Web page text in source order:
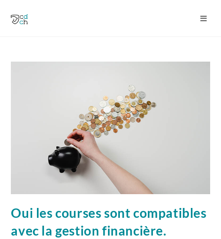
Oui les courses sont compatibles
avec la gestion financière.